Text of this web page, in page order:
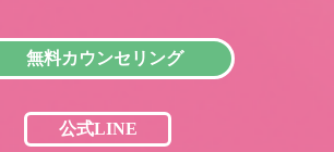
無料カウンセリング
公式LINE